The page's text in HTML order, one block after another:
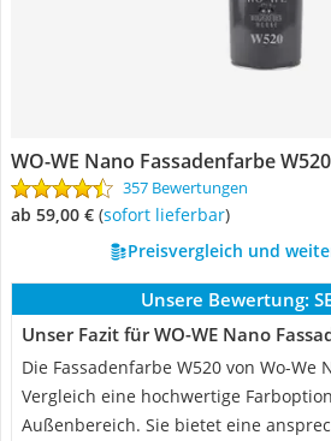
WO-WE Nano Fassadenfarbe W520
357 Bewertungen
ab 59,00 € ( Sofort lieferbar)
Preisvergleich und
Unsere Bewertung:
Unser Fazit für WO-WE Nano
Die Fassadenfarbe W520 von Wo-We
Vergleich eine hochwertige
Außenbereich. Sie bietet eine